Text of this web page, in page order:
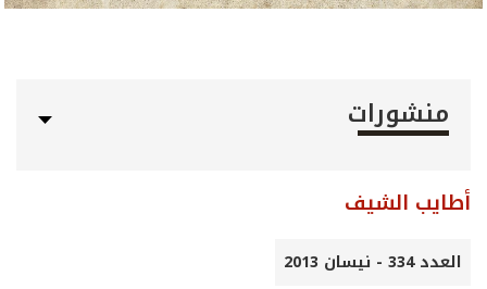
منشورات
أطايب الشيف
العدد 334 - نيسان 2013